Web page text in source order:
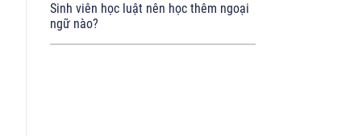
Sinh viên học luật nên học thêm ngoại
ngữ nào?